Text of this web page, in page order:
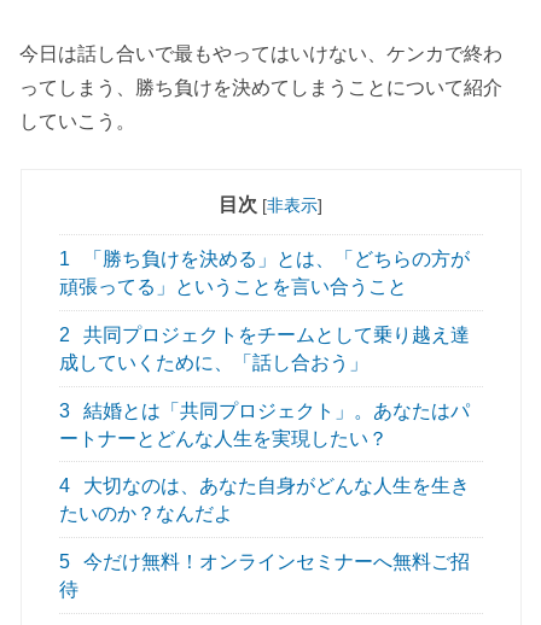
今日は話し合いで最もやってはいけない、ケンカで終わ
ってしまう、勝ち負けを決めてしまうことについて紹介
していこう。
目次 [非表示]
1
「勝ち負けを決める」とは、「どちらの方が
頑張ってる」ということを言い合うこと
2
共同プロジェクトをチームとして乗り越え達
成していくために、「話し合おう」
3
結婚とは「共同プロジェクト」。あなたはパ
ートナーとどんな人生を実現したい？
4
大切なのは、あなた自身がどんな人生を生き
たいのか？なんだよ
5
今だけ無料！オンラインセミナーへ無料ご招
待